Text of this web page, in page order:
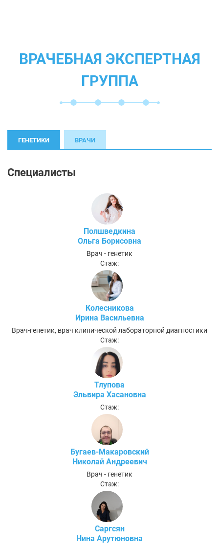
ВРАЧЕБНАЯ ЭКСПЕРТНАЯ
ГРУППА
ГЕНЕТИКИ ВРАЧИ
Специалисты
Полшведкина
Ольга Борисовна
Врач - генетик
Стаж:
Колесникова
Ирина Васильевна
Врач-генетик, врач клинической лабораторной диагностики
Стаж:
Тлупова
Эльвира Хасановна
Стаж:
Бугаев-Макаровский
Николай Андреевич
Врач - генетик
Стаж:
Саргсян
Нина Арутюновна